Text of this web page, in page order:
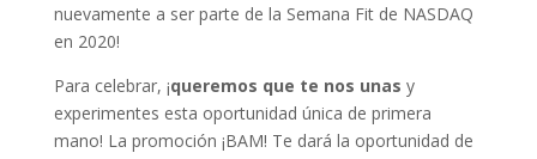
nuevamente a ser parte de la Semana Fit de NASDAQ
en 2020!
Para celebrar, ¡queremos que te nos unas y
experimentes esta oportunidad única de primera
mano! La promoción ¡BAM! Te dará la oportunidad de